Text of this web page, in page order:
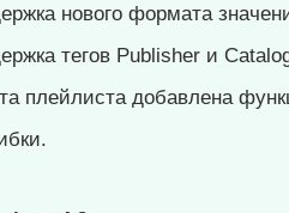
нового формата
тегов Publisher и
плейлиста добавлена